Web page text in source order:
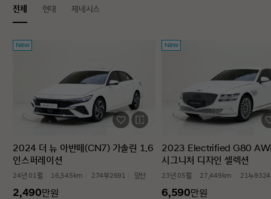
전체 현대 제네시스
New
2024 더 뉴 아반떼(CN7) 가솔린 1.6
인스퍼레이션
24년 01월 16,545km 274부2691 양산
2,490만원
New
2023 Electrified G80
시그니처 디자인 셀렉션
23년 05월 27,449km 21누9324
6,590만원